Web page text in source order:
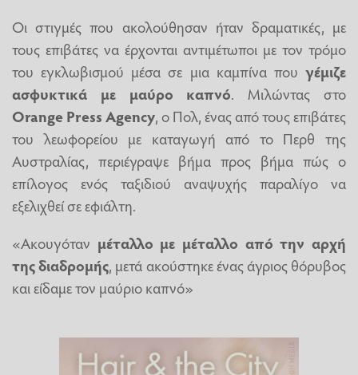
Οι στιγμές που ακολούθησαν ήταν δραματικές, με
τους επιβάτες να έρχονται αντιμέτωποι με τον τρόμο
του εγκλωβισμού μέσα σε μια καμπίνα που γέμιζε
ασφυκτικά με μαύρο καπνό. Μιλώντας στο
Orange Press Agency, ο Πολ, ένας από τους επιβάτες
του λεωφορείου με καταγωγή από το Περθ της
Αυστραλίας, περιέγραψε βήμα προς βήμα πώς ο
επίλογος ενός ταξιδιού αναψυχής παραλίγο να
εξελιχθεί σε εφιάλτη.
«Ακουγόταν μέταλλο με μέταλλο από την αρχή
της διαδρομής, μετά ακούστηκε ένας άγριος θόρυβος
και είδαμε τον μαύριο καπνό»